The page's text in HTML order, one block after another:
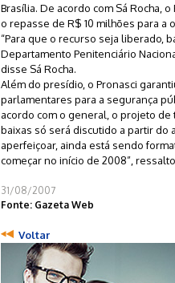
Brasília. De acordo com Sá Rocha,
o repasse de R$ 10 milhões para
“Para que o recurso seja liberado,
Departamento Penitenciário
disse Sá Rocha.
Além do presídio, o Pronasci
parlamentares para a segurança
acordo com o general, o projeto
baixas só será discutido a partir do
aperfeiçoar, ainda está sendo
começar no início de 2008”,
31/08/2007
Fonte: Gazeta Web
Voltar